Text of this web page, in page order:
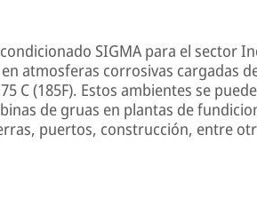
SIGMA para el sector
atmosferas corrosivas cargadas
C (185F). Estos ambientes se
de gruas en plantas de
puertos, construcción, entre